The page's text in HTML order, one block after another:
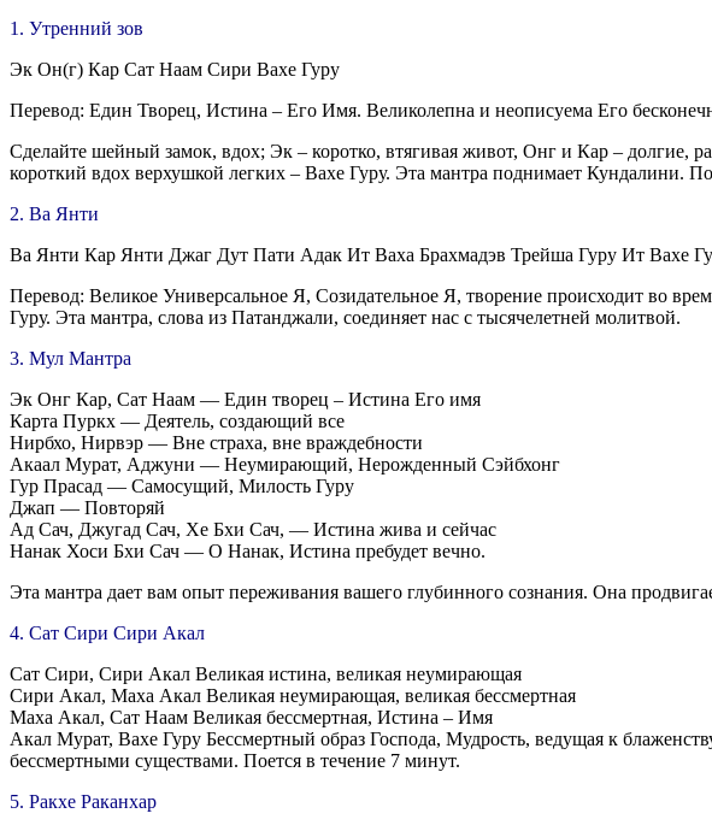
1. Утренний зов
Эк Он(г) Кар Сат Наам Сири Вахе Гуру
Перевод: Един Творец, Истина – Его Имя. Великолепна и неописуема Его
Сделайте шейный замок, вдох; Эк – коротко, втягивая живот, Онг и Кар – долгие,
короткий вдох верхушкой легких – Вахе Гуру. Эта мантра поднимает Кундалини.
2. Ва Янти
Ва Янти Кар Янти Джаг Дут Пати Адак Ит Ваха Брахмадэв Трейша Гуру Ит Вахе
Перевод: Великое Универсальное Я, Созидательное Я, творение происходит во
Гуру. Эта мантра, слова из Патанджали, соединяет нас с тысячелетней молитвой.
3. Мул Мантра
Эк Онг Кар, Сат Наам — Един творец – Истина Его имя
Карта Пуркх — Деятель, создающий все
Нирбхо, Нирвэр — Вне страха, вне враждебности
Акаал Мурат, Аджуни — Неумирающий, Нерожденный Сэйбхонг
Гур Прасад — Самосущий, Милость Гуру
Джап — Повторяй
Ад Сач, Джугад Сач, Хе Бхи Сач, — Истина жива и сейчас
Нанак Хоси Бхи Сач — О Нанак, Истина пребудет вечно.
Эта мантра дает вам опыт переживания вашего глубинного сознания. Она
4. Сат Сири Сири Акал
Сат Сири, Сири Акал Великая истина, великая неумирающая
Сири Акал, Маха Акал Великая неумирающая, великая бессмертная
Маха Акал, Сат Наам Великая бессмертная, Истина – Имя
Акал Мурат, Вахе Гуру Бессмертный образ Господа, Мудрость, ведущая к
бессмертными существами. Поется в течение 7 минут.
5. Ракхе Раканхар